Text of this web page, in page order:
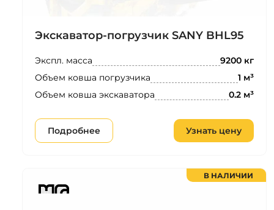
Экскаватор-погрузчик SANY BHL95
Экспл. масса 9200 кг
Объем ковша погрузчика 1 м³
Объем ковша экскаватора 0.2 м³
Подробнее Узнать цену
В НАЛИЧИИ